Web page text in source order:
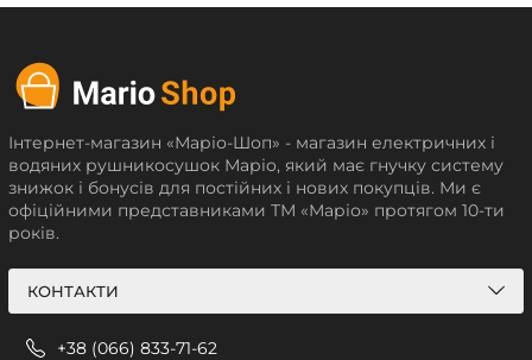
Інтернет-магазин «Маріо-Шоп» - магазин електричних і
водяних рушникосушок Маріо, який має гнучку систему
знижок і бонусів для постійних і нових покупців. Ми є
офіційними представниками ТМ «Маріо» протягом 10-ти
років.
КОНТАКТИ
+38 (066) 833-71-62